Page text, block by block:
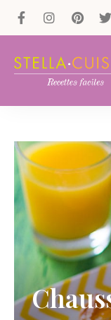
Recettes
recettes
rapides,
recettes
!